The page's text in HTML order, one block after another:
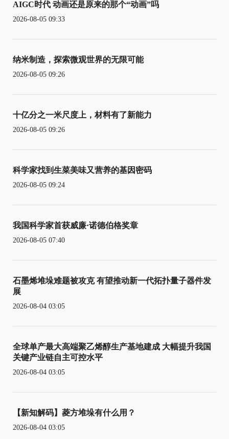
AIGC时代 动画还是原来的那个“动画”吗
2026-08-05 09:33
纳米制造，探索微观世界的无限可能
2026-08-05 09:26
十亿分之一米尺度上，材料有了新能力
2026-08-05 09:26
科学家找到生菜美味又营养的基因密码
2026-08-05 09:24
我国科学家首获威廉·诺德伯格奖章
2026-08-05 07:40
石墨烯堆垛难题被攻克 有望推动新一代拓扑量子器件发
展
2026-08-04 03:05
全球单产最大高端聚乙烯醇生产基地建成 大幅提升我国
关键产业链自主可控水平
2026-08-04 03:05
【新知解码】菱方堆垛有什么用？
2026-08-04 03:05